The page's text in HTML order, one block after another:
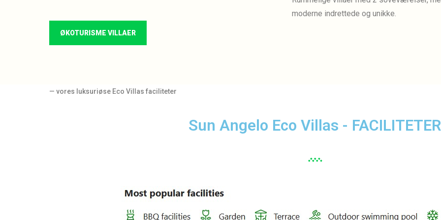
ØKOTURISME VILLAER
moderne indrettede og unikke.
— vores luksuriøse Eco Villas faciliteter
Sun Angelo Eco Villas - FACILITETER